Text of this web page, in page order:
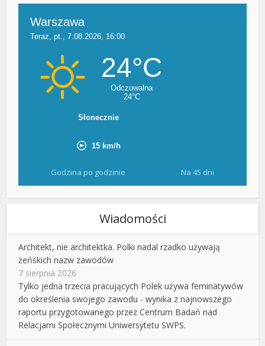
Godzina po godzinie Na 45 dni
Wiadomości
Architekt, nie architektka. Polki nadal rzadko używają
żeńskich nazw zawodów
7 sierpnia 2026
Tylko jedna trzecia pracujących Polek używa feminatywów
do określenia swojego zawodu - wynika z najnowszego
raportu przygotowanego przez Centrum Badań nad
Relacjami Społecznymi Uniwersytetu SWPS.